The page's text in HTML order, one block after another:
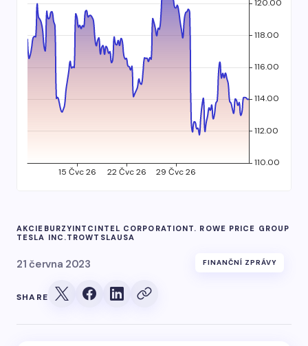
AKCIE BURZYINTC INTEL CORPORATIONT. ROWE PRICE GROUP
TESLA INC. TROWTSLA USA
21 června 2023 FINANČNÍ ZPRÁVY
SHARE